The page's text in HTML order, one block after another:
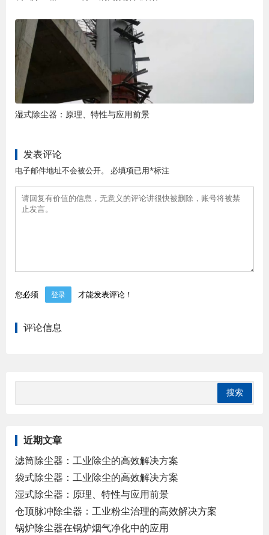
湿式除尘器：原理、特性与应用前景
发表评论
电子邮件地址不会被公开。 必填项已用*标注
您必须 登录 才能发表评论！
评论信息
近期文章
滤筒除尘器：工业除尘的高效解决方案
袋式除尘器：工业除尘的高效解决方案
湿式除尘器：原理、特性与应用前景
仓顶脉冲除尘器：工业粉尘治理的高效解决方案
锅炉除尘器在锅炉烟气净化中的应用